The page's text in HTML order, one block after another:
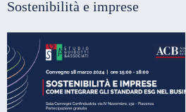
Sostenibilità e imprese